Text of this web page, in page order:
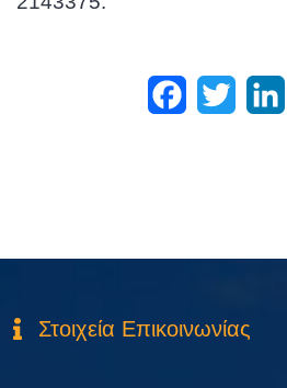
Facebook
Twitter
Στοιχεία Επικοινωνίας